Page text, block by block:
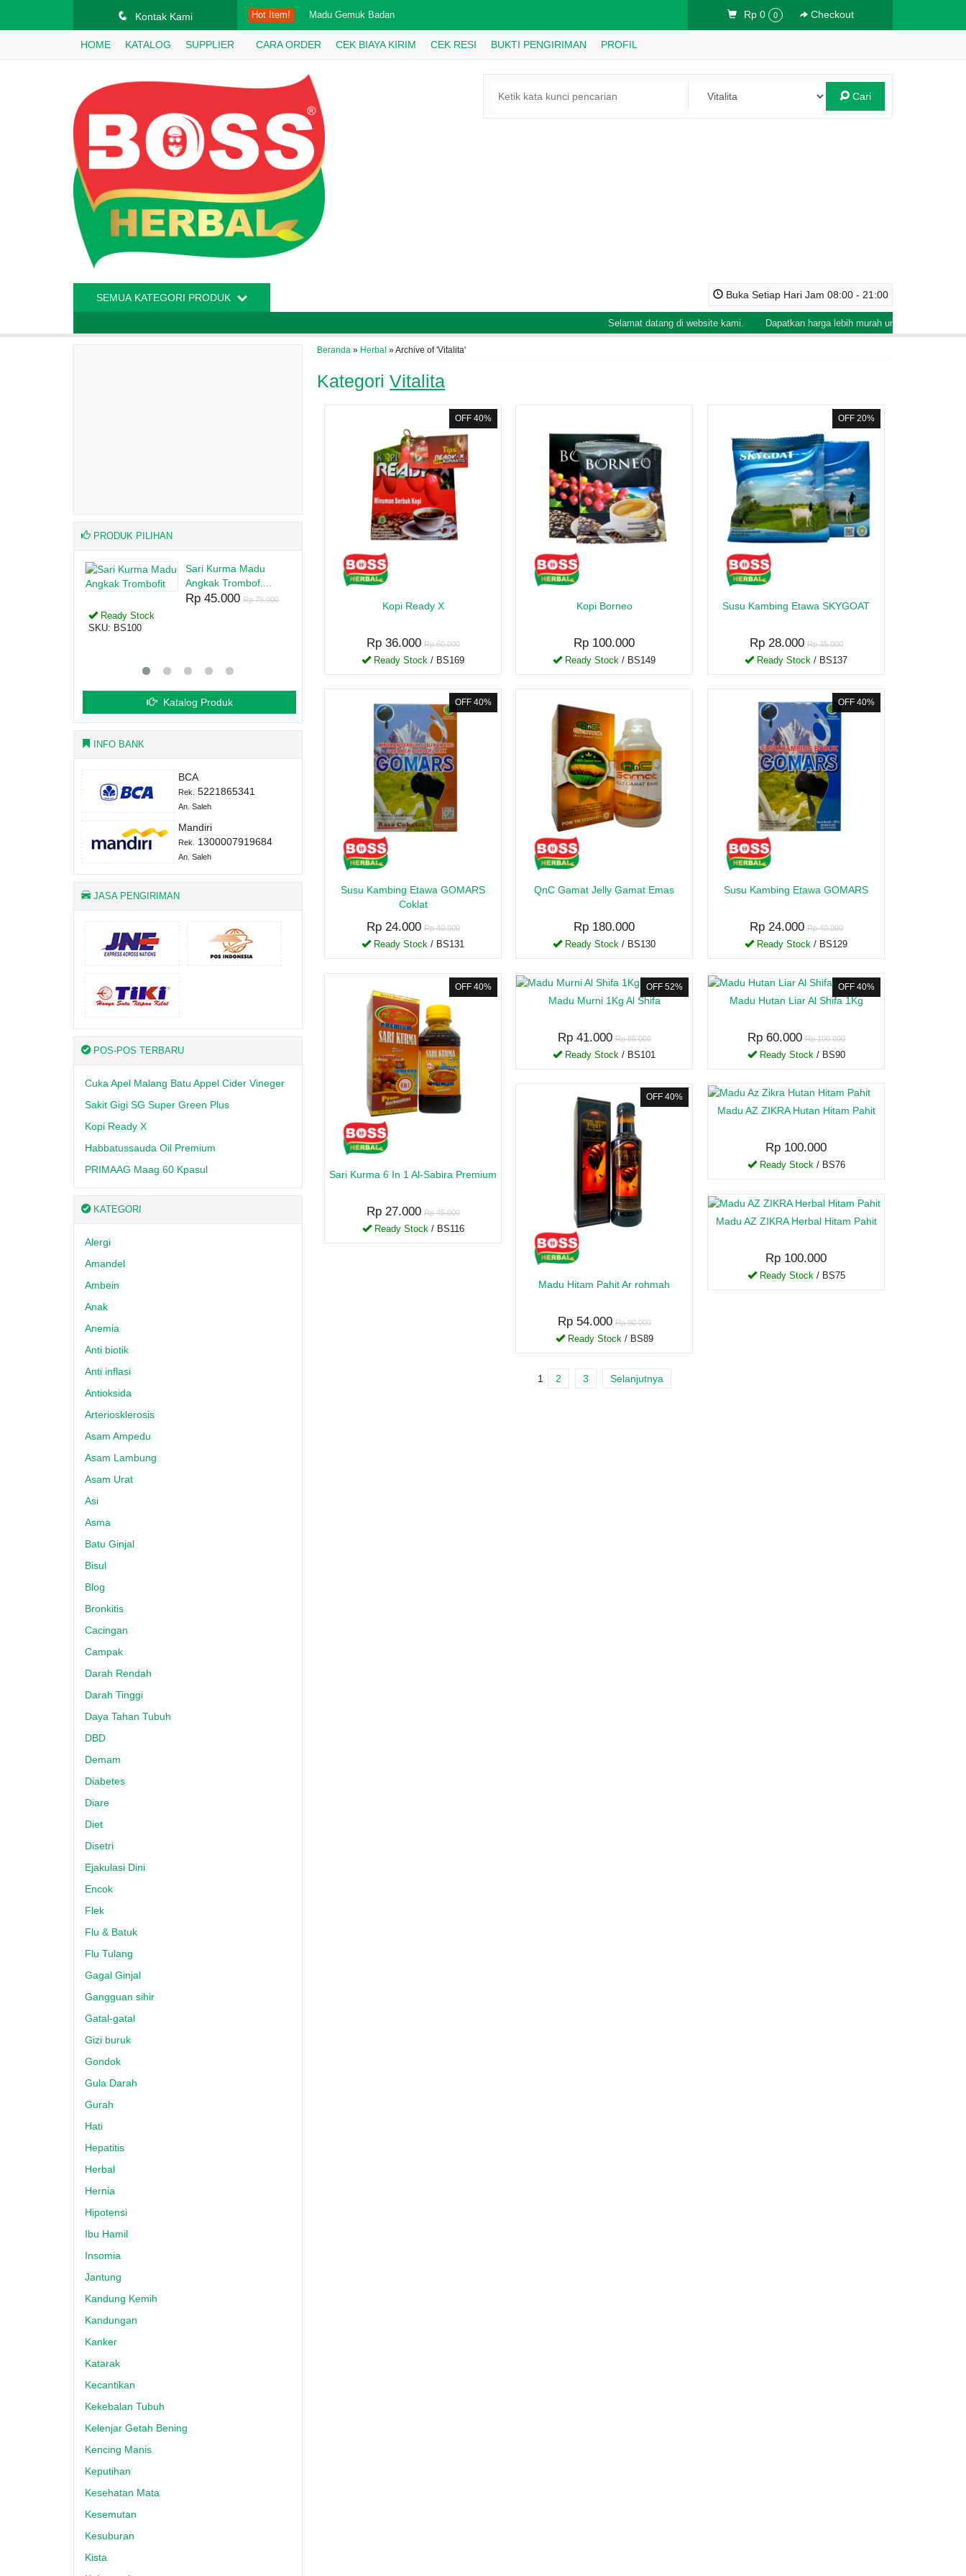
q Kontak Kami Hot Item! Madu Gemuk Badan
Madu Penurun Panas
Minyak Tawon 912 Obat Gosok
Sakit Gigi SG Super Green Plus
Garlic Oil77 Kapsul
Madu Propolis
Obat Mata Shifa Ain 1
Rp 0 0 Checkout
HOME KATALOG SUPPLIER CARA ORDER CEK BIAYA KIRIM CEK RESI BUKTI PENGIRIMAN PROFIL
Cari
Buka Setiap Hari Jam 08:00 - 21:00
SEMUA KATEGORI PRODUK
Selamat datang di website kami. Dapatkan harga lebih murah untuk pembelanjaan grosir.
Beranda » Herbal »Archive of 'Vitalita'
KategoriVitalita
OFF 40%
Kopi Ready X
Rp 36.000 Rp 60.000
Ready Stock / BS169
Kopi Borneo
Rp 100.000
Ready Stock / BS149
OFF 20%
Susu Kambing Etawa SKYGOAT
Rp 28.000 Rp 35.000
Ready Stock / BS137
OFF 40%
Susu Kambing Etawa GOMARS
Coklat
Rp 24.000 Rp 40.000
Ready Stock / BS131
QnC Gamat Jelly Gamat Emas
Rp 180.000
Ready Stock / BS130
OFF 40%
Susu Kambing Etawa GOMARS
Rp 24.000 Rp 40.000
Ready Stock / BS129
OFF 40%
Sari Kurma 6 In 1 Al-Sabira Premium
Rp 27.000 Rp 45.000
Ready Stock/ BS116
OFF 52%
Madu Murni 1Kg Al Shifa
Rp 41.000 Rp 85.000
Ready Stock / BS101
OFF 40%
Madu Hutan Liar Al Shifa 1Kg
Rp 60.000 Rp 100.000
Ready Stock / BS90
OFF 40%
Madu Hitam Pahit Ar rohmah
Rp 54.000 Rp 90.000
Ready Stock/ BS89
Madu AZ ZIKRA Hutan Hitam Pahit
Rp 100.000
Ready Stock / BS76
Madu AZ ZIKRA Herbal Hitam Pahit
Rp 100.000
Ready Stock / BS75
1 2 3 Selanjutnya
PRODUK PILIHAN
Toga AINI Obat Mata
Rp 51.000 Rp 85.000
Ready Stock
Katalog Produk
INFO BANK
BCA
Rek. 5221865341
An. Saleh
Mandiri
Rek. 1300007919684
An. Saleh
JASA PENGIRIMAN
POS-POS TERBARU
Cuka Apel Malang Batu Appel Cider Vineger
Sakit Gigi SG Super Green Plus
Kopi Ready X
Habbatussauda Oil Premium
PRIMAAG Maag 60 Kpasul
KATEGORI
Alergi
Amandel
Ambein
Anak
Anemia
Anti biotik
Anti inflasi
Antioksida
Arteriosklerosis
Asam Ampedu
Asam Lambung
Asam Urat
Asi
Asma
Batu Ginjal
Bisul
Blog
Bronkitis
Cacingan
Campak
Darah Rendah
Darah Tinggi
Daya Tahan Tubuh
DBD
Demam
Diabetes
Diare
Diet
Disetri
Ejakulasi Dini
Encok
Flek
Flu & Batuk
Flu Tulang
Gagal Ginjal
Gangguan sihir
Gatal-gatal
Gizi buruk
Gondok
Gula Darah
Gurah
Hati
Hepatitis
Herbal
Hernia
Hipotensi
Ibu Hamil
Insomia
Jantung
Kandung Kemih
Kandungan
Kanker
Katarak
Kecantikan
Kekebalan Tubuh
Kelenjar Getah Bening
Kencing Manis
Keputihan
Kesehatan Mata
Kesemutan
Kesuburan
Kista